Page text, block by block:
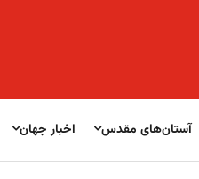
آستان‌های مقدس اخبار جهان